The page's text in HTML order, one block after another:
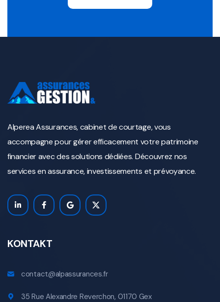
Alperea Assurances, cabinet de courtage, vous
accompagne pour gérer efficacement votre patrimoine
financier avec des solutions dédiées. Découvrez nos
services en assurance, investissements et prévoyance.
KONTAKT
contact@alpassurances.fr
35 Rue Alexandre Reverchon, 01170 Gex